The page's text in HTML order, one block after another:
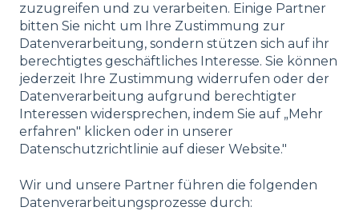
zuzugreifen und zu verarbeiten. Einige Partner
bitten Sie nicht um Ihre Zustimmung zur
Datenverarbeitung, sondern stützen sich auf ihr
berechtigtes geschäftliches Interesse. Sie können
jederzeit Ihre Zustimmung widerrufen oder der
Datenverarbeitung aufgrund berechtigter
Interessen widersprechen, indem Sie auf „Mehr
erfahren" klicken oder in unserer
Datenschutzrichtlinie auf dieser Website."
Wir und unsere Partner führen die folgenden
Datenverarbeitungsprozesse durch: